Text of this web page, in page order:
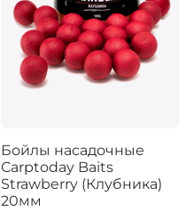
Бойлы насадочные
Carptoday Baits
Strawberry (Клубника)
20мм